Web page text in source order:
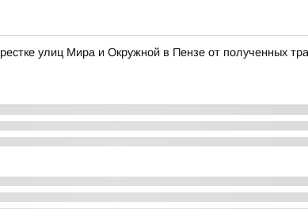
улиц Мира и Окружной в Пензе от полученных